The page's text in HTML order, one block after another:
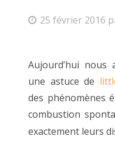
25 février 2016
Aujourd’hui nous
une astuce de
des phénomènes
combustion
exactement leurs